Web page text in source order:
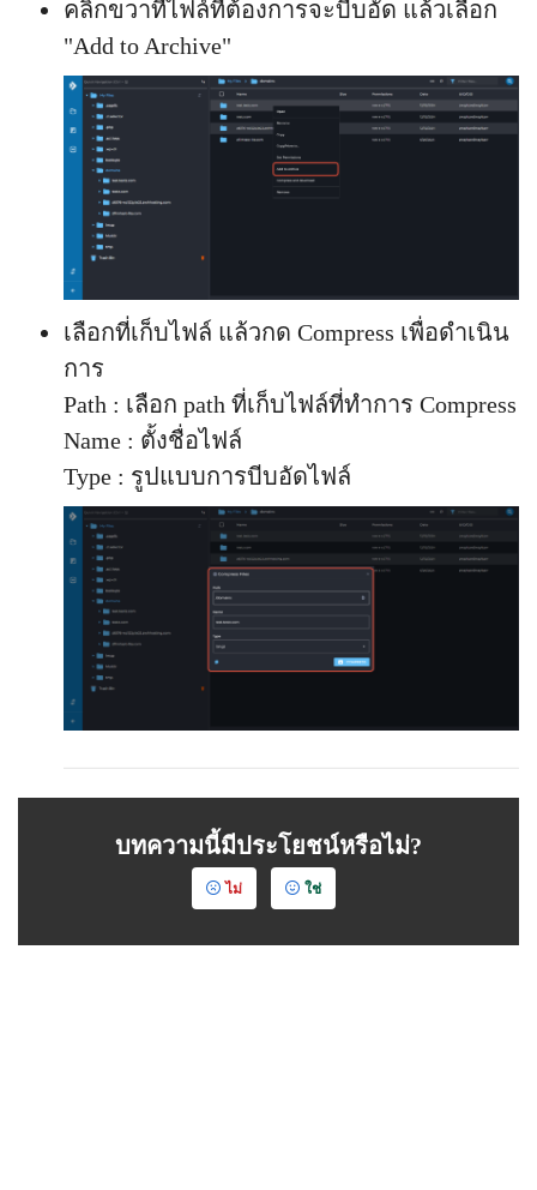
คลิกขวาที่ไฟล์ที่ต้องการจะบีบอัด แล้วเลือก
"Add to Archive"
เลือกที่เก็บไฟล์ แล้วกด Compress เพื่อดำเนิน
การ
Path : เลือก path ที่เก็บไฟล์ที่ทำการ Compress
Name : ตั้งชื่อไฟล์
Type : รูปแบบการบีบอัดไฟล์
บทความนี้มีประโยชน์หรือไม่?
ไม่ ใช่